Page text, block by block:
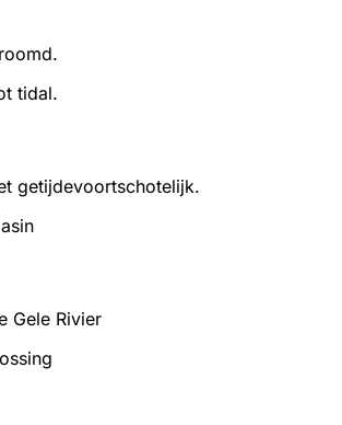
tidal.
getijdevoortschotelijk.
Gele Rivier